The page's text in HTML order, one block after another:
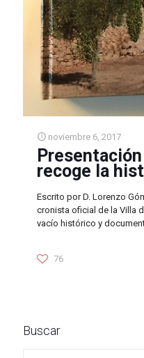
noviembre 6, 2017
recoge la
Escrito por D. Lorenzo
cronista oficial de la Villa
vacío histórico y
76
Buscar